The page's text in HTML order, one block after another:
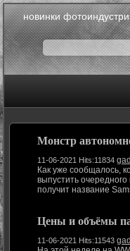
новинки
Монстр
11-06-2021 Hits:11834
Как уже сообщалось,
выпустить
получит название
Цены и объёмы
11-06-2021 Hits:11543